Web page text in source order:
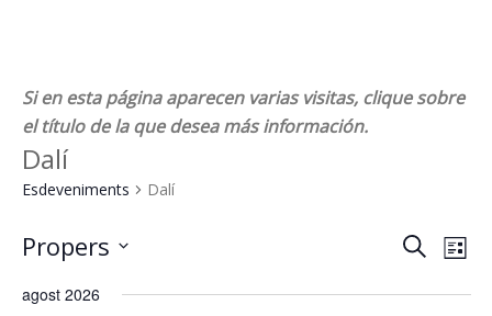
Si en esta página aparecen varias visitas, clique sobre
el título de la que desea más información.
Dalí
Esdeveniments Dalí
visual
CercaLlista
Propers
una
agost 2026